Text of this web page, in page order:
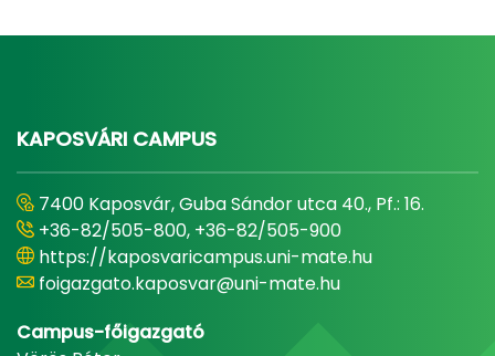
KAPOSVÁRI CAMPUS
7400 Kaposvár, Guba Sándor utca 40., Pf.: 16.
+36-82/505-800, +36-82/505-900
https://kaposvaricampus.uni-mate.hu
foigazgato.kaposvar@uni-mate.hu
Campus-főigazgató